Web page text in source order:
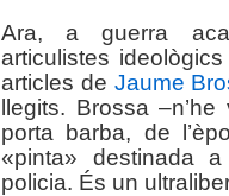
Ara, a guerra
articulistes
articles de Jaume
llegits. Brossa
porta barba, de
«pinta» destinada
policia. És un